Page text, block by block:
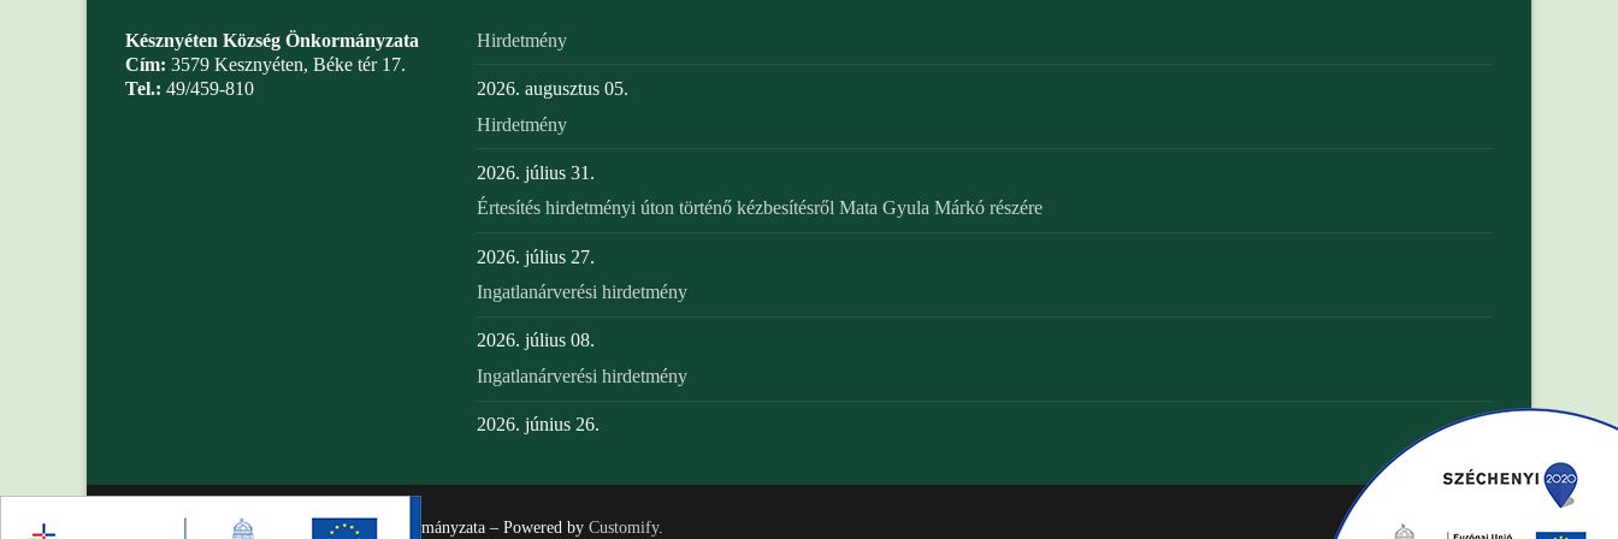
Késznyéten Község Önkormányzata
Cím: 3579 Kesznyéten, Béke tér 17.
Tel.: 49/459-810
Hirdetmény
2026. augusztus 05.
Hirdetmény
2026. július 31.
Értesítés hirdetményi úton történő kézbesítésről Mata Gyula Márkó részére
2026. július 27.
Ingatlanárverési hirdetmény
2026. július 08.
Ingatlanárverési hirdetmény
2026. június 26.
Copyright; 2026 Kesznyéten Község Önkormányzata – Powered by Customify.